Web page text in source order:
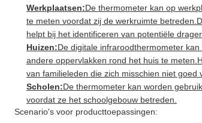
Werkplaatsen:De thermometer kan op
te meten voordat zij de werkruimte
helpt bij het identificeren van potentiële
Huizen:De digitale infraroodthermometer
andere oppervlakken rond het huis te
van familieleden die zich misschien niet goed
Scholen:De thermometer kan worden
voordat ze het schoolgebouw betreden.
Scenario's voor producttoepassingen: